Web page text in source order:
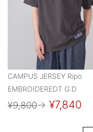
CAMPUS JERSEY Ripo
EMBROIDEREDT G.D
¥9,800→ ¥7,840